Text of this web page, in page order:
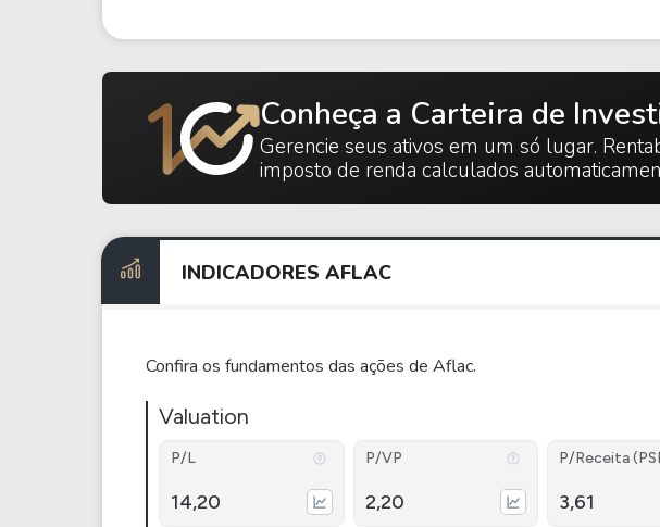
Conheça a Carteira de
Gerencie seus ativos em um só lugar.
imposto de renda calculados
INDICADORES AFLAC
Confira os fundamentos das ações de Aflac.
Valuation
P/L
14,20
P/VP
2,20
P/Receita
3,61